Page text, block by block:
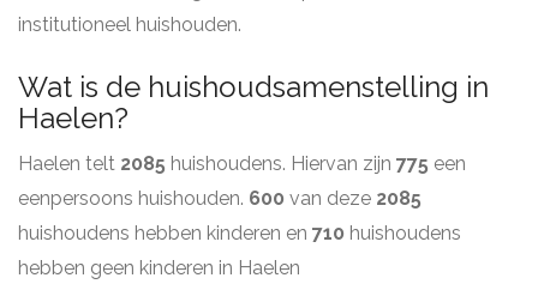
institutioneel huishouden.
Wat is de huishoudsamenstelling in
Haelen?
Haelen telt 2085 huishoudens. Hiervan zijn 775 een
eenpersoons huishouden. 600 van deze 2085
huishoudens hebben kinderen en 710 huishoudens
hebben geen kinderen in Haelen